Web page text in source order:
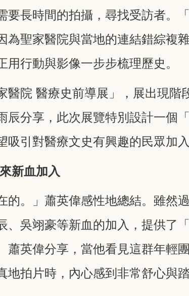
要長時間的拍攝，尋找受訪者。
為聖家醫院與當地的連結錯綜複
用行動與影像一步步梳理歷史。
醫院 醫療史前導展」，展出現階
辰分享，此次展覽特別設計一個
吸引對醫療文史有興趣的民眾加入
新血加入
的。」蕭英偉感性地總結。雖然
、吳翊豪等新血的加入，提供了
蕭英偉分享，當他看見這群年輕
地拍片時，內心感到非常舒心與